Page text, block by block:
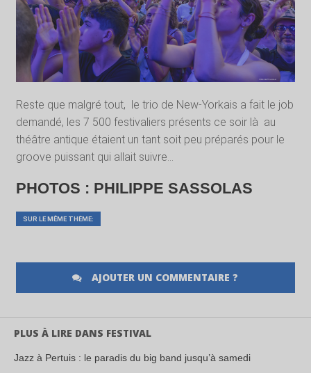
Reste que malgré tout, le trio de New-Yorkais a fait le job
demandé, les 7 500 festivaliers présents ce soir là au
théâtre antique étaient un tant soit peu préparés pour le
groove puissant qui allait suivre…
PHOTOS : PHILIPPE SASSOLAS
SUR LE MÊME THÈME:
AJOUTER UN COMMENTAIRE ?
PLUS À LIRE DANS FESTIVAL
Jazz à Pertuis : le paradis du big band jusqu’à samedi